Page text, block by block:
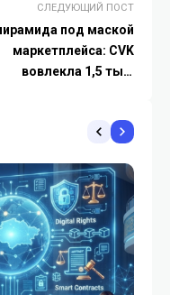
СЛЕДУЮЩИЙ ПОСТ
под маской
маркетплейса: CVK
вовлекла 1,5 тыс.
через криптовалюту